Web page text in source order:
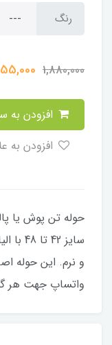
رنگ
1,880,000
حوله تن پوش یا
سایز
و نرم. این حوله
واتساپ جهت هر گونه